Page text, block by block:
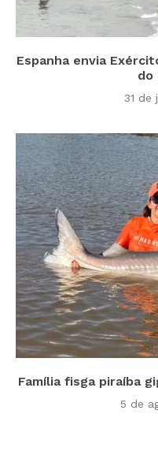
Espanha envia
do
31 de
Família fisga piraíba
5 de